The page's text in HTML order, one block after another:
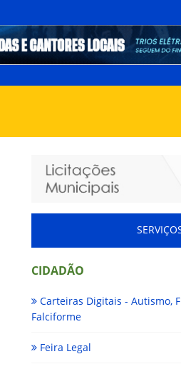
CIDADÃO
Carteiras Digitais - Autismo,
Falciforme
Feira Legal